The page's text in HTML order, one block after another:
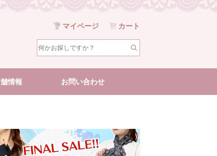
マイページ カート
情報 お問い合わせ